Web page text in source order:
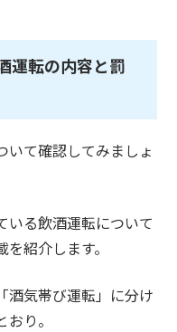
運転の内容と罰
いて確認してみましょ
いる飲酒運転について
紹介します。
酒気帯び運転」に分け
り。